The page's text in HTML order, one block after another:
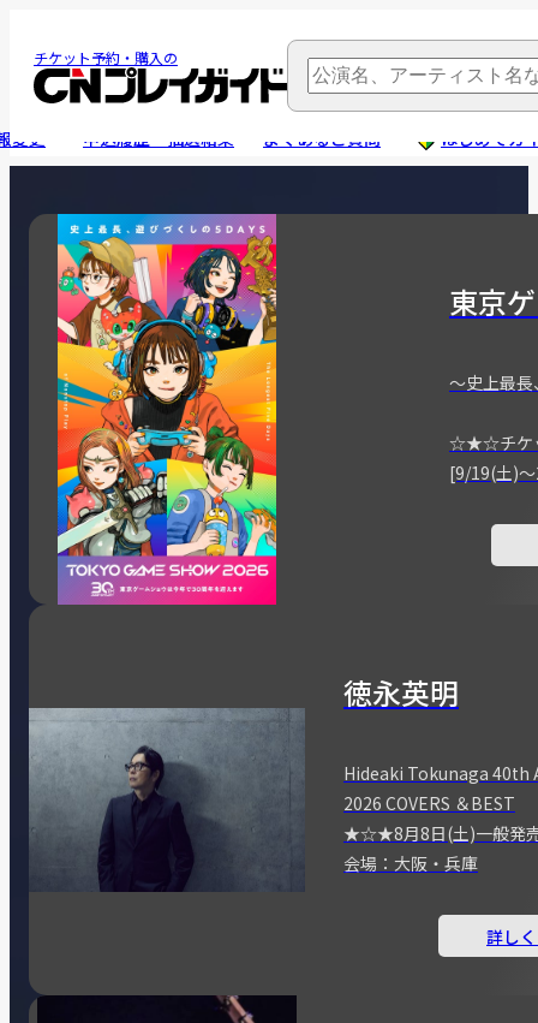
チケット予約・購入の
変更 申込履歴・抽選結果 よくあるご質問 はじめてガ
東京
～史上最長
☆★☆チケ
[9/19(土)
徳永英明
Hideaki Tokunaga 40th
2026 COVERS ＆BEST
★☆★8月8日(土)一般
会場：大阪・兵庫
詳し